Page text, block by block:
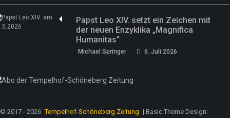
Papst Leo XIV. setzt ein Zeichen mit
der neuen Enzyklika „Magnifica
Humanitas“
Michael Springer 6. Juli 2026
© 2017 - 2026 Tempelhof-Schöneberg Zeitung | Basic Theme Design: